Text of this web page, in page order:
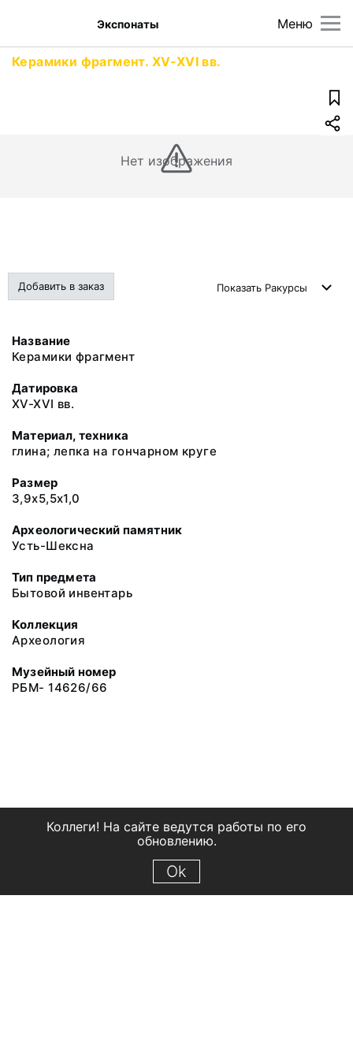
Меню
Экспонаты
Керамики фрагмент. XV-XVI вв.
Нет изображения
Добавить в заказ Показать Ракурсы
Название
Керамики фрагмент
Датировка
XV-XVI вв.
Материал, техника
глина; лепка на гончарном круге
Размер
3,9х5,5х1,0
Археологический памятник
Усть-Шексна
Тип предмета
Бытовой инвентарь
Коллекция
Археология
Музейный номер
РБМ- 14626/66
Коллеги! На сайте ведутся работы по его
обновлению.
Ok